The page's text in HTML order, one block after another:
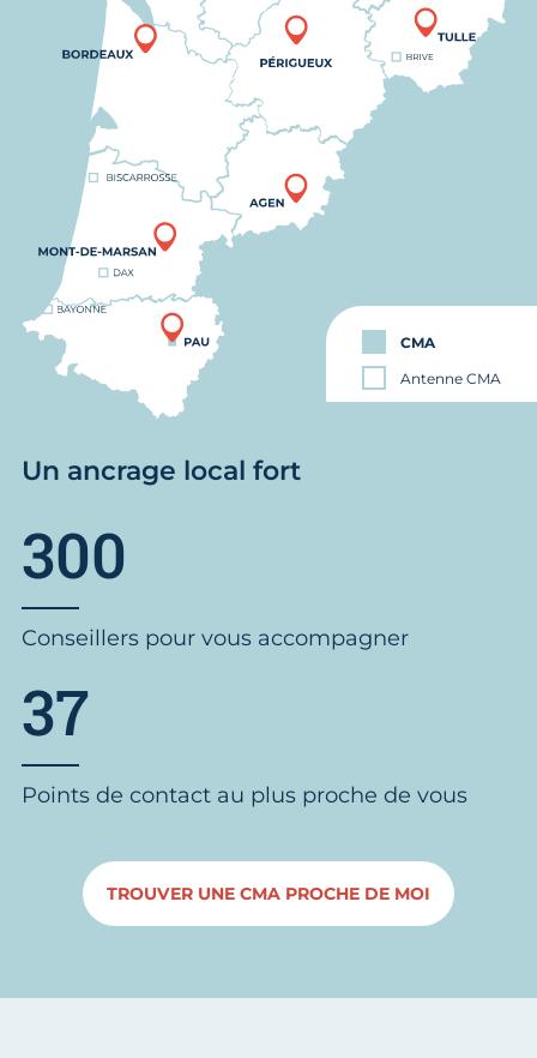
CMA
Antenne CMA
Un ancrage local fort
300
Conseillers pour vous accompagner
37
Points de contact au plus proche de vous
TROUVER UNE CMA PROCHE DE MOI